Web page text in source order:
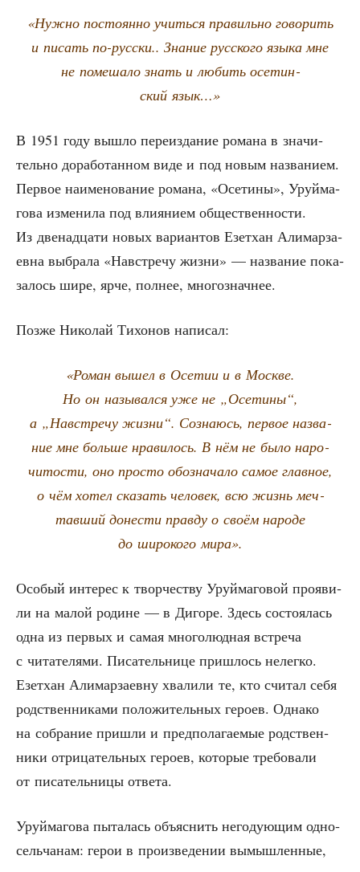
«Нуж­но посто­ян­но учить­ся пра­виль­но гово­рить
и писать по-рус­ски.. Зна­ние рус­ско­го язы­ка мне
не поме­ша­ло знать и любить осе­тин­
ский язык…»
В 1951 году вышло пере­из­да­ние рома­на в зна­чи­
тель­но дора­бо­тан­ном виде и под новым назва­ни­ем.
Пер­вое наиме­но­ва­ние рома­на, «Осе­ти­ны», Уруй­ма­
го­ва изме­ни­ла под вли­я­ни­ем обще­ствен­но­сти.
Из две­на­дца­ти новых вари­ан­тов Езет­хан Али­мар­за­
ев­на выбра­ла «Навстре­чу жиз­ни» — назва­ние пока­
за­лось шире, ярче, пол­нее, многозначнее.
Поз­же Нико­лай Тихо­нов написал:
«Роман вышел в Осе­тии и в Москве.
Но он назы­вал­ся уже не „Осе­ти­ны“,
а „Навстре­чу жиз­ни“. Созна­юсь, пер­вое назва­
ние мне боль­ше нра­ви­лось. В нём не было наро­
чи­то­сти, оно про­сто обо­зна­ча­ло самое глав­ное,
о чём хотел ска­зать чело­век, всю жизнь меч­
тав­ший доне­сти прав­ду о сво­ём наро­де
до широ­ко­го мира».
Осо­бый инте­рес к твор­че­ству Уруй­ма­го­вой про­яви­
ли на малой родине — в Диго­ре. Здесь состо­я­лась
одна из пер­вых и самая мно­го­люд­ная встре­ча
с чита­те­ля­ми. Писа­тель­ни­це при­шлось нелег­ко.
Езет­хан Али­мар­за­ев­ну хва­ли­ли те, кто счи­тал себя
род­ствен­ни­ка­ми поло­жи­тель­ных геро­ев. Одна­ко
на собра­ние при­шли и пред­по­ла­га­е­мые род­ствен­
ни­ки отри­ца­тель­ных геро­ев, кото­рые тре­бо­ва­ли
от писа­тель­ни­цы ответа.
Уруй­ма­го­ва пыта­лась объ­яс­нить него­ду­ю­щим одно­
сель­ча­нам: герои в про­из­ве­де­нии вымыш­лен­ные,